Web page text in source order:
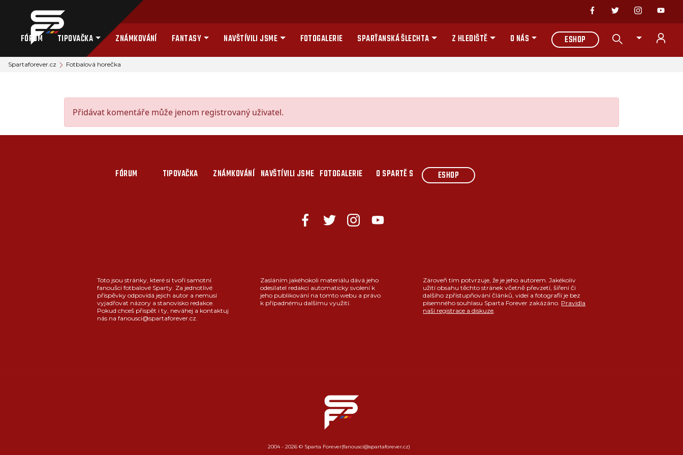
FÓRUM TIPOVAČKA ZNÁMKOVÁNÍ FANTASY NAVŠTÍVILI JSME FOTOGALERIE SPARŤANSKÁ ŠLECHTA Z HLEDIŠTĚ O NÁS ESHOP
Spartaforever.cz Fotbalová horečka
Přidávat komentáře může jenom registrovaný uživatel.
FÓRUM TIPOVAČKA ZNÁMKOVÁNÍ NAVŠTÍVILI JSME FOTOGALERIE O SPARTĚ S ESHOP
Toto jsou stránky, které si tvoří samotní
fanoušci fotbalové Sparty. Za jednotlivé
příspěvky odpovídá jejich autor a nemusí
vyjadřovat názory a stanovisko redakce.
Pokud chceš přispět i ty, neváhej a kontaktuj
nás na fanousci@spartaforever.cz.
Zasláním jakéhokoli materiálu dává jeho
odesílatel redakci automaticky svolení k
jeho publikování na tomto webu a právo
k případnému dalšímu využití.
Zároveň tím potvrzuje, že je jeho autorem. Jakékoliv
užití obsahu těchto stránek včetně převzetí, šíření či
dalšího zpřístupňování článků, videí a fotografií je bez
písemného souhlasu Sparta Forever zakázáno. Pravidla
naší registrace a diskuze.
2004 - 2026 © Sparta Forever(fanousci@spartaforever.cz)